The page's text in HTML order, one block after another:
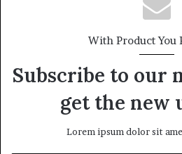
With Product You
Subscribe to our
get the new
Lorem ipsum dolor sit